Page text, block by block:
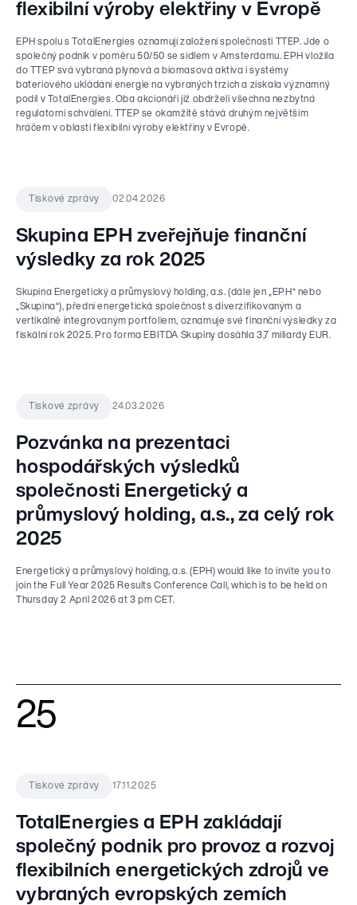
flexibilní výroby elektřiny v Evropě
EPH spolu s TotalEnergies oznamují založení společnosti TTEP. Jde o
společný podnik v poměru 50/50 se sídlem v Amsterdamu. EPH vložila
do TTEP svá vybraná plynová a biomasová aktiva i systémy
bateriového ukládání energie na vybraných trzích a získala významný
podíl v TotalEnergies. Oba akcionáři již obdrželi všechna nezbytná
regulatorní schválení. TTEP se okamžitě stává druhým největším
hráčem v oblasti flexibilní výroby elektřiny v Evropě.
Tiskové zprávy 02.04.2026
Skupina EPH zveřejňuje finanční
výsledky za rok 2025
Skupina Energetický a průmyslový holding, a.s. (dále jen „EPH“ nebo
„Skupina“), přední energetická společnost s diverzifikovaným a
vertikálně integrovaným portfoliem, oznamuje své finanční výsledky za
fiskální rok 2025. Pro forma EBITDA Skupiny dosáhla 3,7 miliardy EUR.
Tiskové zprávy 24.03.2026
Pozvánka na prezentaci
hospodářských výsledků
společnosti Energetický a
průmyslový holding, a.s., za celý rok
2025
Energetický a průmyslový holding, a.s. (EPH) would like to invite you to
join the Full Year 2025 Results Conference Call, which is to be held on
Thursday 2 April 2026 at 3 pm CET.
25
Tiskové zprávy 17.11.2025
TotalEnergies a EPH zakládají
společný podnik pro provoz a rozvoj
flexibilních energetických zdrojů ve
vybraných evropských zemích